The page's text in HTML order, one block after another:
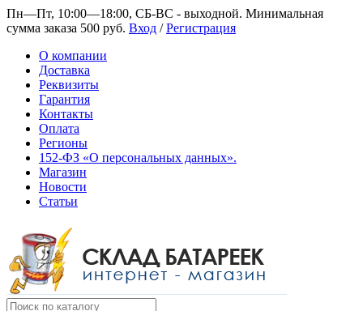
Пн—Пт, 10:00—18:00, СБ-ВС - выходной. Минимальная
сумма заказа 500 руб. Вход /Регистрация
О компании
Доставка
Реквизиты
Гарантия
Контакты
Оплата
Регионы
152-ФЗ «О персональных данных».
Магазин
Новости
Статьи